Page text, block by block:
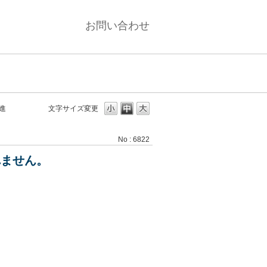
お問い合わせ
文字サイズ変更
No : 6822
せん。